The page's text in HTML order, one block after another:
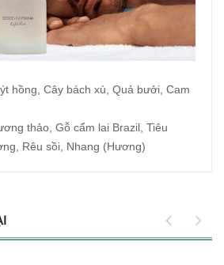
hồng, Cây bách xù, Quả bưởi, Cam
thảo, Gỗ cẩm lai Brazil, Tiêu
Rêu sồi, Nhang (Hương)